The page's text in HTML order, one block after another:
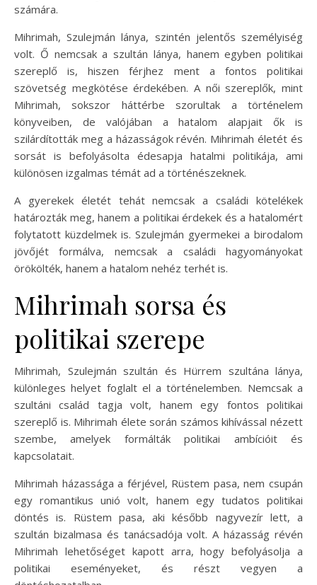
számára.
Mihrimah, Szulejmán lánya, szintén jelentős személyiség
volt. Ő nemcsak a szultán lánya, hanem egyben politikai
szereplő is, hiszen férjhez ment a fontos politikai
szövetség megkötése érdekében. A női szereplők, mint
Mihrimah, sokszor háttérbe szorultak a történelem
könyveiben, de valójában a hatalom alapjait ők is
szilárdították meg a házasságok révén. Mihrimah életét és
sorsát is befolyásolta édesapja hatalmi politikája, ami
különösen izgalmas témát ad a történészeknek.
A gyerekek életét tehát nemcsak a családi kötelékek
határozták meg, hanem a politikai érdekek és a hatalomért
folytatott küzdelmek is. Szulejmán gyermekei a birodalom
jövőjét formálva, nemcsak a családi hagyományokat
örökölték, hanem a hatalom nehéz terhét is.
Mihrimah sorsa és
politikai szerepe
Mihrimah, Szulejmán szultán és Hürrem szultána lánya,
különleges helyet foglalt el a történelemben. Nemcsak a
szultáni család tagja volt, hanem egy fontos politikai
szereplő is. Mihrimah élete során számos kihívással nézett
szembe, amelyek formálták politikai ambícióit és
kapcsolatait.
Mihrimah házassága a férjével, Rüstem pasa, nem csupán
egy romantikus unió volt, hanem egy tudatos politikai
döntés is. Rüstem pasa, aki később nagyvezír lett, a
szultán bizalmasa és tanácsadója volt. A házasság révén
Mihrimah lehetőséget kapott arra, hogy befolyásolja a
politikai eseményeket, és részt vegyen a